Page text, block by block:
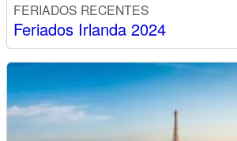
FERIADOS RECENTES
Feriados Irlanda 2024